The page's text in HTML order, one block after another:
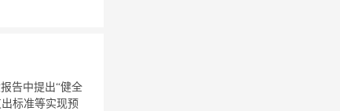
告中提出“健全
标准等实现预